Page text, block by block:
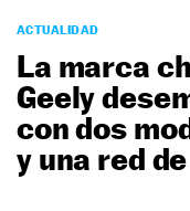
PODCAST
MOTOS
TECNOLOGÍA
PREMIOS
ACTUALIDAD
La marca
Geely
con dos
y una red